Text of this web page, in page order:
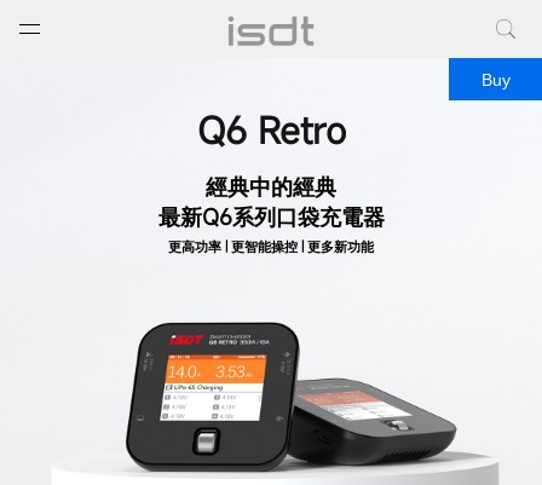
打开菜单
Buy
Q6 Retro
經典中的經典
最新Q6系列口袋充電器
更高功率 | 更智能操控 | 更多新功能